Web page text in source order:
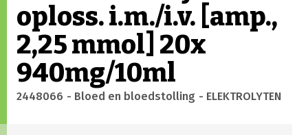
oploss. i.m./i.v. [amp.,
2,25 mmol] 20x
940mg/10ml
2448066 - Bloed en bloedstolling - ELEKTROLYTEN